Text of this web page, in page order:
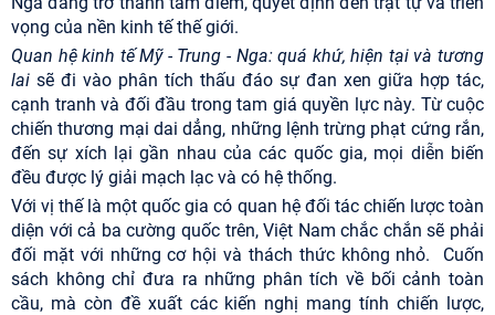
vọng của nền kinh tế thế giới.
Quan hệ kinh tế Mỹ - Trung - Nga: quá khứ, hiện tại và tương
lai sẽ đi vào phân tích thấu đáo sự đan xen giữa hợp tác,
cạnh tranh và đối đầu trong tam giá quyền lực này. Từ cuộc
chiến thương mại dai dẳng, những lệnh trừng phạt cứng rắn,
đến sự xích lại gần nhau của các quốc gia, mọi diễn biến
đều được lý giải mạch lạc và có hệ thống.
Với vị thế là một quốc gia có quan hệ đối tác chiến lược toàn
diện với cả ba cường quốc trên, Việt Nam chắc chắn sẽ phải
đối mặt với những cơ hội và thách thức không nhỏ. Cuốn
sách không chỉ đưa ra những phân tích về bối cảnh toàn
cầu, mà còn đề xuất các kiến nghị mang tính chiến lược,